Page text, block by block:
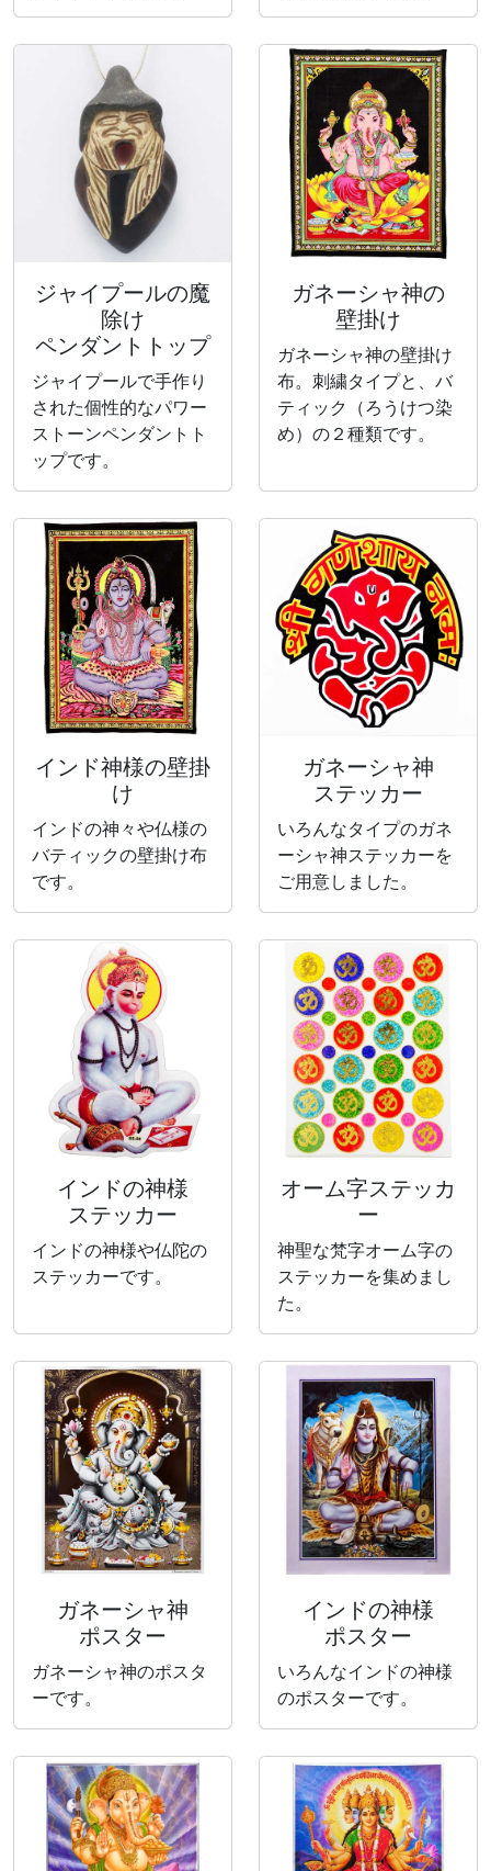
ジャイプールの魔
除け
ペンダントトップ
ジャイプールで手作り
された個性的なパワー
ストーンペンダントト
ップです。
ガネーシャ神の
壁掛け
ガネーシャ神の壁掛け
布。刺繍タイプと、バ
ティック（ろうけつ染
め）の２種類です。
インド神様の壁掛
け
インドの神々や仏様の
バティックの壁掛け布
です。
ガネーシャ神
ステッカー
いろんなタイプのガネ
ーシャ神ステッカーを
ご用意しました。
インドの神様
ステッカー
インドの神様や仏陀の
ステッカーです。
オーム字ステッカ
ー
神聖な梵字オーム字の
ステッカーを集めまし
た。
ガネーシャ神
ポスター
ガネーシャ神のポスタ
ーです。
インドの神様
ポスター
いろんなインドの神様
のポスターです。